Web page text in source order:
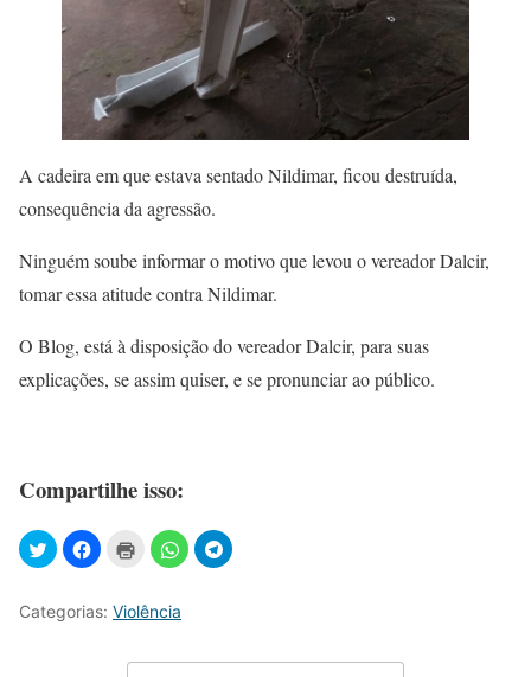
A cadeira em que estava sentado Nildimar, ficou destruída,
consequência da agressão.
Ninguém soube informar o motivo que levou o vereador Dalcir,
tomar essa atitude contra Nildimar.
O Blog, está à disposição do vereador Dalcir, para suas
explicações, se assim quiser, e se pronunciar ao público.
Compartilhe isso:
Categorias: Violência